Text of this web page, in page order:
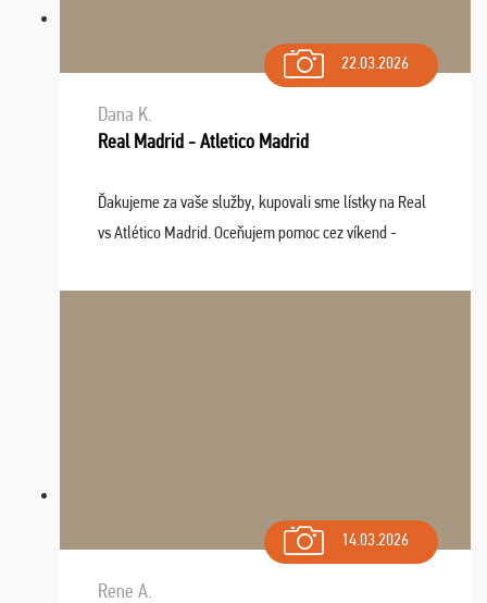
22.03.2026
Dana K.
Real Madrid - Atletico Madrid
Ďakujeme za vaše služby, kupovali sme lístky na Real
vs Atlético Madrid. Oceňujem pomoc cez víkend -
spokojnosti. Sedenie bolo dobré, štadión Barnabéu ...
14.03.2026
Rene A.